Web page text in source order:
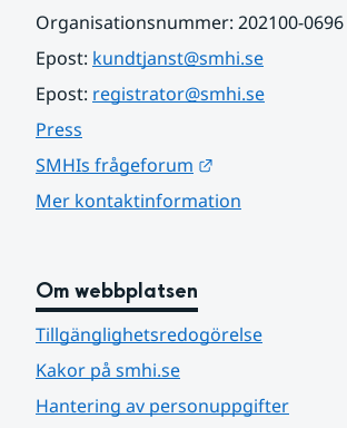
Organisationsnummer: 202100-0696
Epost: kundtjanst@smhi.se
Epost: registrator@smhi.se
Press
SMHIs frågeforum
Mer kontaktinformation
Om webbplatsen
Tillgänglighetsredogörelse
Kakor på smhi.se
Hantering av personuppgifter